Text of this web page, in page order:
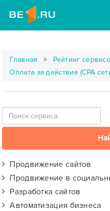
Главная Рейтинг
Оплата за действие (CPA
Продвижение сайтов
Продвижение в
Разработка сайтов
Автоматизация бизнеса